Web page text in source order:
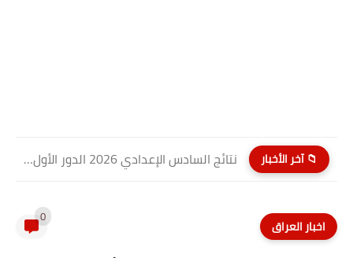
📁 آخر الأخبار نتائج السادس الإعدادي 2026 الدور الأول PDF كربلاء المقدسة| موقع...
اخبار العراق 0